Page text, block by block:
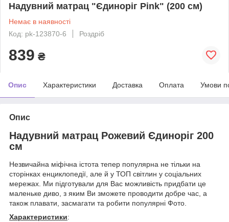
Надувний матрац "Єдиноріг Pink" (200 см)
Немає в наявності
Код: pk-123870-6
Роздріб
839 ₴
Опис Характеристики Доставка Оплата Умови
Опис
Надувний матрац Рожевий Єдиноріг 200
см
Незвичайна міфічна істота тепер популярна не тільки на
сторінках енциклопедії, але й у ТОП світлин у соціальних
мережах. Ми підготували для Вас можливість придбати це
маленьке диво, з яким Ви зможете проводити добре час, а
також плавати, засмагати та робити популярні Фото.
Характеристики: